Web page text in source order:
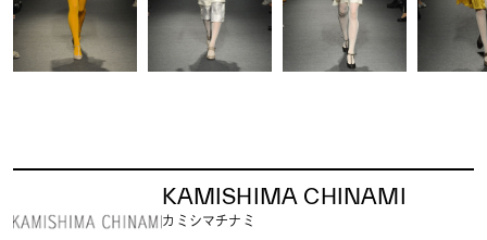
KAMISHIMA CHINAMI
カミシマチナミ